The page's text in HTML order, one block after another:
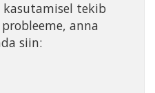
kasutamisel tekib
anna
siin: